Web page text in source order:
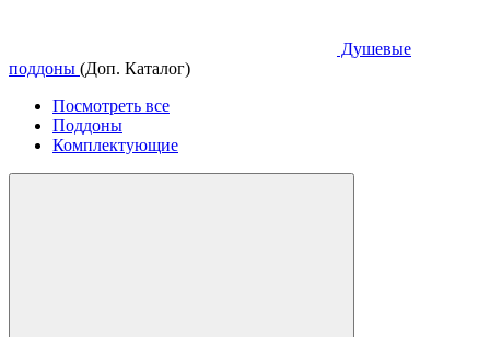
Душевые
поддоны (Доп. Каталог)
Посмотреть все
Поддоны
Комплектующие